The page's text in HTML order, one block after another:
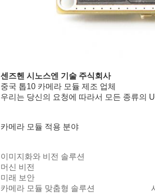
센즈헨 시노스엔 기술 주식회사
중국 톱10 카메라 모듈 제조 업체
우리는 당신의 요청에 따라서 모든 종류의
카메라 모듈 적용 분야
이미지화와 비전 솔루션 통합
머신 비전 지능
미래 보안 광학 테크
카메라 모듈 맞춤형 솔루션 사물